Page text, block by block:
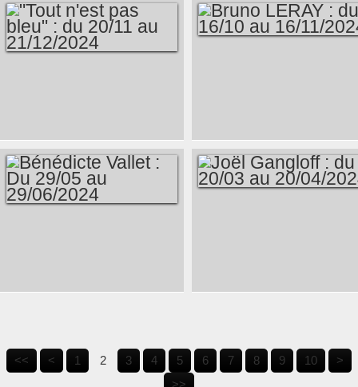
12/02 AU 15 /03/2025
21/12/2024
29/06/2024
<< < 1 2 3 4 5 6 7 8 9 10
>